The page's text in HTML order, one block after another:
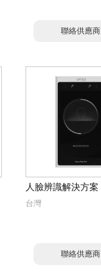
聯絡供應商
人臉辨識解決方案
台灣
聯絡供應商